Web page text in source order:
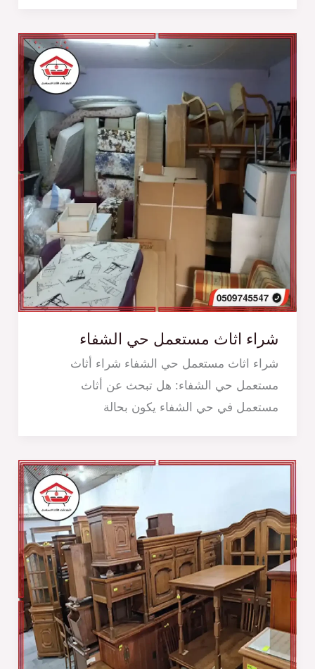
شراء اثاث مستعمل حي الشفاء
شراء اثاث مستعمل حي الشفاء شراء أثاث
مستعمل حي الشفاء: هل تبحث عن أثاث
مستعمل في حي الشفاء يكون بحالة